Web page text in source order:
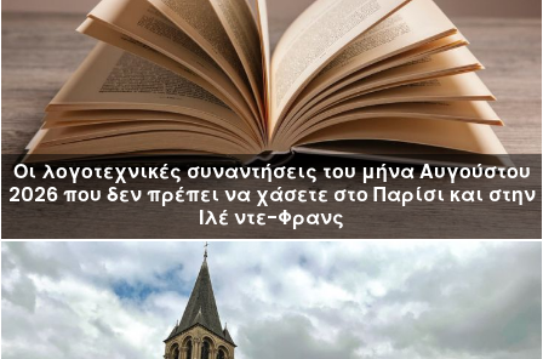
Οι λογοτεχνικές συναντήσεις του μήνα Αυγούστου
2026 που δεν πρέπει να χάσετε στο Παρίσι και στην
Ιλέ ντε-Φρανς